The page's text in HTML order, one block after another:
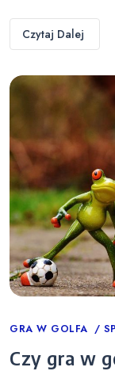
Czytaj Dalej
Categories
GRA W GOLFA
Czy gra w